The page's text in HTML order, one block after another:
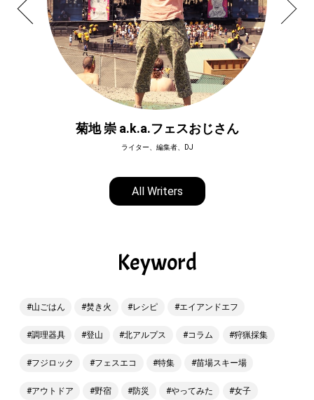
菊地 崇 a.k.a.フェスおじさん
ライター、編集者、DJ
All Writers
Keyword
山ごはん 焚き火 レシピ エイアンドエフ
調理器具 登山 北アルプス コラム 狩猟採集
フジロック フェスエコ 特集 苗場スキー場
アウトドア 野宿 防災 やってみた 女子